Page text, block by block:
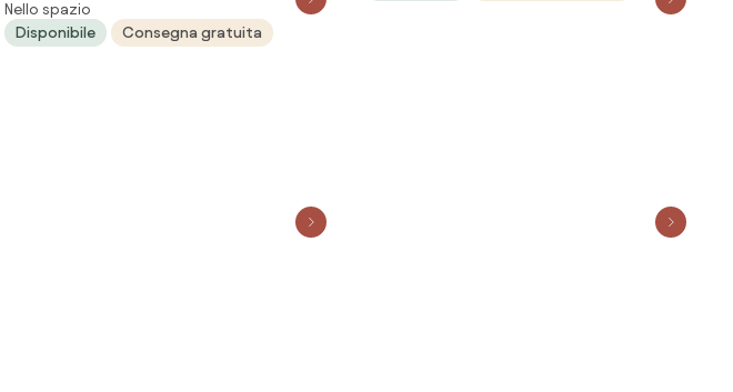
BRUSH NICKEL 60
Nello spazio
Disponibile
Consegna gratuita